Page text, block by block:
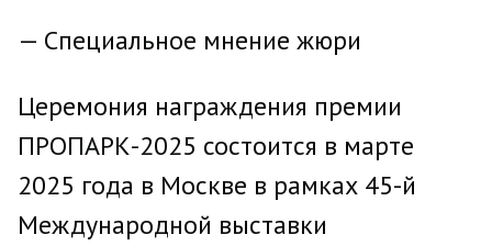
— Специальное мнение жюри
Церемония награждения премии
ПРОПАРК-2025 состоится в марте
2025 года в Москве в рамках 45-й
Международной выставки